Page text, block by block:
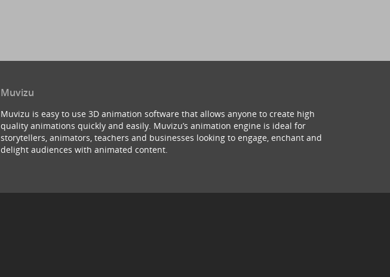
Muvizu
Muvizu is easy to use 3D animation software that allows anyone to create high
quality animations quickly and easily. Muvizu’s animation engine is ideal for
storytellers, animators, teachers and businesses looking to engage, enchant and
delight audiences with animated content.